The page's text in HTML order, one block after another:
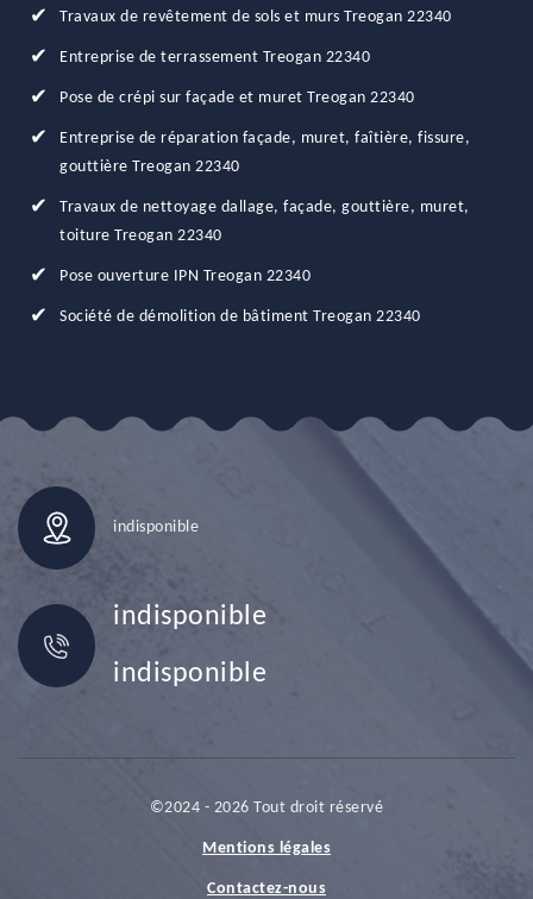
Travaux de revêtement de sols et murs Treogan 22340
Entreprise de terrassement Treogan 22340
Pose de crépi sur façade et muret Treogan 22340
Entreprise de réparation façade, muret, faîtière, fissure,
gouttière Treogan 22340
Travaux de nettoyage dallage, façade, gouttière, muret,
toiture Treogan 22340
Pose ouverture IPN Treogan 22340
Société de démolition de bâtiment Treogan 22340
indisponible
indisponible
indisponible
©2024 - 2026 Tout droit réservé
Mentions légales
Contactez-nous